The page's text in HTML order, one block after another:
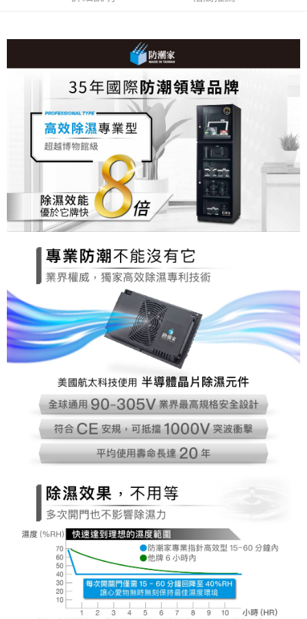
便利好安心！
１．簡單：不需註冊會員、不需綁卡、不需儲值。
２．便利：只要手機號碼，簡訊認證，即可結帳。
【「AFTEE先享後付」結帳流程】
１．於結帳方式選擇「AFTEE先享後付」後，將跳轉至「AFTEE先享後付」
結帳頁面，進行簡訊認證並確認金額後，即可完成結帳。
２．訂單成立數日內，您將收到繳費通知簡訊。
３．收到繳費通知簡訊後14天內，點擊此簡訊中的連結，可透過四大超商／
ATM／網路銀行／等多元方式進行付款，方視為交易完成。
※ 請注意：結帳手續完成當下不需立刻繳費，但若您需要取消訂單，請聯絡
購買商品的店家。未經商家同意取消之訂單仍視為有效，需透過AFTEE先享
後付繳納相關費用。
※ 交易是否成功請以「AFTEE先享後付 」之結帳頁面顯示為準，若有關於
是否繳費成功／繳費後需取消欲退款等相關疑問，請聯繫「AFTEE先享後付
【注意事項】
１．透過由恩沛科技股份有限公司提供之「AFTEE先享後付」服務完成之交
易，需依本服務之必要範圍內提供個人資料，並將交易相關給付款項請求債
權轉讓予恩沛科技股份有限公司。
２．關於個人資料處理事宜，請瀏覽以下網址：
https://aftee.tw/terms/#terms3
３．未成年的使用者請事先徵得法定代理人或監護人之同意方可使用
「AFTEE先享後付」，若未經同意申辦者引起之損失，本公司不負相關責
任。
時審查核予不同之上限額度；若仍有額度不足之情形，本公司將視審查結果
請求用戶進行身份認證。
５．嚴禁一人註冊多個帳號或使用他人資訊註冊。若發現惡意使用之情形，
恩沛科技股份有限公司將有權停止該用戶之使用額度並採取法律行動。
每筆NT$75，滿NT$399(含以上)免運費